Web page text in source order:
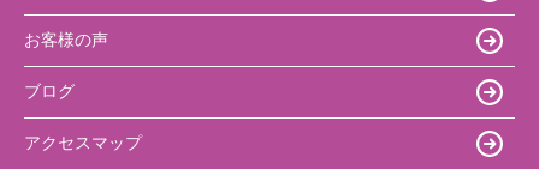
お客様の声
ブログ
アクセスマップ